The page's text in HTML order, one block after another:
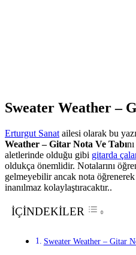
Sweater Weather –
Erturgut Sanat ailesi olarak bu
Weather – Gitar Nota Ve Tabı
aletlerinde olduğu gibi gitarda
oldukça önemlidir. Notalarını
gelmeyebilir ancak nota
inanılmaz kolaylaştıracaktır..
İÇİNDEKİLER
Sweater Weather – Gitar